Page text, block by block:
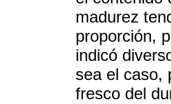
madurez
proporción,
indicó
sea el caso,
fresco del